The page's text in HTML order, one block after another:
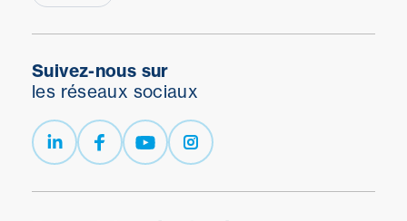
Suivez-nous sur
les réseaux sociaux